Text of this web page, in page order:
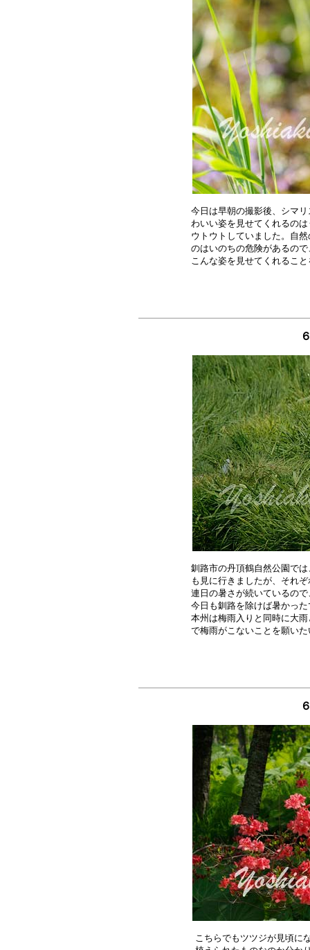
今日は早朝の撮影後、シマ
わいい姿を見せてくれるの
ウトウトしていました。自
のはいのちの危険があるの
釧路市の丹頂鶴自然公園で
も見に行きましたが、それ
連日の暑さが続いているの
今日も釧路を除けば暑かっ
本州は梅雨入りと同時に大
こちらでもツツジが見頃に